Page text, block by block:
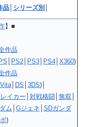
品 シリーズ別
】■
作品
PS PS2 PS3 PS4 X360)
作品
│ DS 3DS)│
イカー 対戦格闘 無双
ム Gジェネ SDガンダ
)